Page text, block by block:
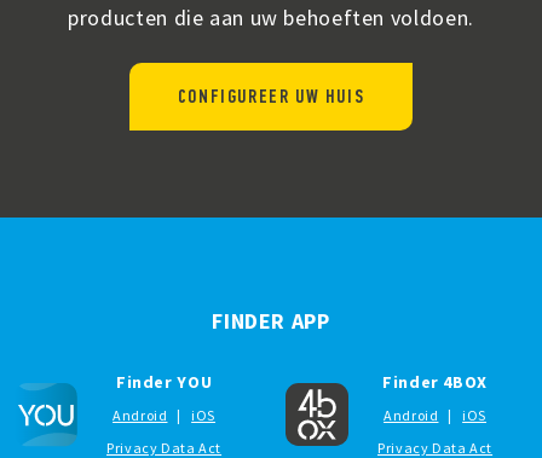
producten die aan uw behoeften voldoen.
CONFIGUREER UW HUIS
FINDER APP
Finder YOU
Android |
iOS
Privacy Data Act
Finder 4BOX
Android |
iOS
Privacy Data Act